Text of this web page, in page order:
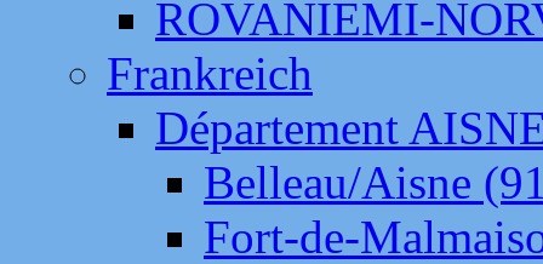
ROVANIEMI-
Frankreich
Département
Belleau/Aisne
Fort-de-